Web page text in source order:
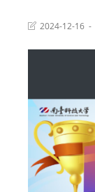
Post2024-12-16